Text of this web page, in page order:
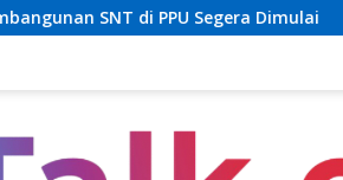
Dimulai PKB Balikpapan